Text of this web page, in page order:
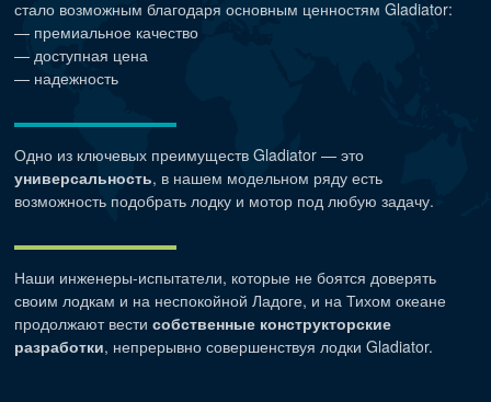
стало возможным благодаря основным ценностям Gladiator:
— премиальное качество
— доступная цена
— надежность
Одно из ключевых преимуществ Gladiator — это
универсальность, в нашем модельном ряду есть
возможность подобрать лодку и мотор под любую задачу.
Наши инженеры-испытатели, которые не боятся доверять
своим лодкам и на неспокойной Ладоге, и на Тихом океане
продолжают вести собственные конструкторские
разработки, непрерывно совершенствуя лодки Gladiator.